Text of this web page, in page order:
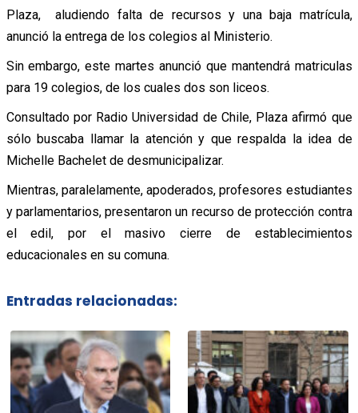
Plaza, aludiendo falta de recursos y una baja matrícula,
anunció la entrega de los colegios al Ministerio.
Sin embargo, este martes anunció que mantendrá matriculas
para 19 colegios, de los cuales dos son liceos.
Consultado por Radio Universidad de Chile, Plaza afirmó que
sólo buscaba llamar la atención y que respalda la idea de
Michelle Bachelet de desmunicipalizar.
Mientras, paralelamente, apoderados, profesores estudiantes
y parlamentarios, presentaron un recurso de protección contra
el edil, por el masivo cierre de establecimientos
educacionales en su comuna.
Entradas relacionadas: